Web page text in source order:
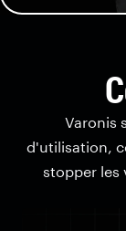
Varonis
d'utilisation,
stopper les